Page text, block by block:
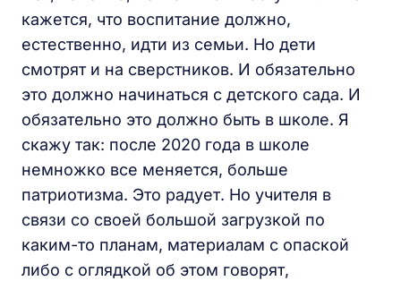
кажется, что воспитание должно,
естественно, идти из семьи. Но дети
смотрят и на сверстников. И обязательно
это должно начинаться с детского сада. И
обязательно это должно быть в школе. Я
скажу так: после 2020 года в школе
немножко все меняется, больше
патриотизма. Это радует. Но учителя в
связи со своей большой загрузкой по
каким-то планам, материалам с опаской
либо с оглядкой об этом говорят,